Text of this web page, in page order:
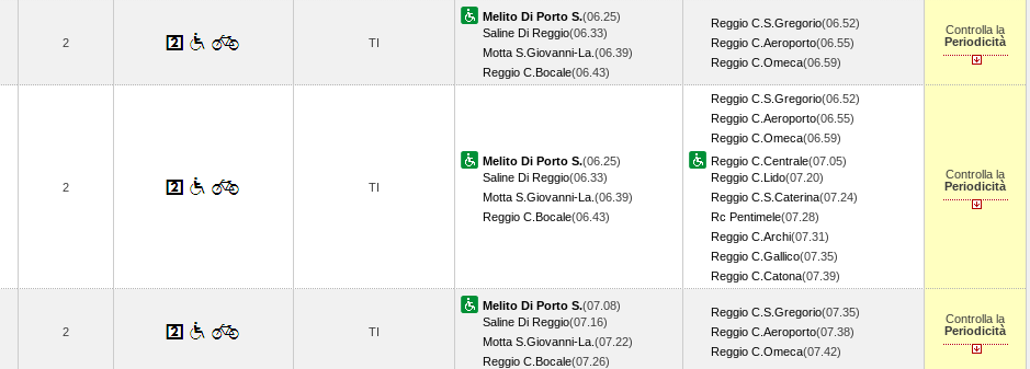
2 TI
Melito Di Porto S.(06.25)
Saline Di Reggio(06.33)
Motta S.Giovanni-La. (06.39)
Reggio C.Bocale(06.43)
Reggio C.S.Gregorio(06.52)
Reggio C.Aeroporto(06.55)
Reggio C.Omeca(06.59)
Controlla la
Periodicità
2 TI
Melito Di Porto S.(06.25)
Saline Di Reggio(06.33)
Motta S.Giovanni-La. (06.39)
Reggio C.Bocale(06.43)
Reggio C.S.Gregorio(06.52)
Reggio C.Aeroporto(06.55)
Reggio C.Omeca(06.59)
Reggio C.Centrale(07.05)
Reggio C.Lido(07.20)
Reggio C.S.Caterina(07.24)
Rc Pentimele(07.28)
Reggio C.Archi(07.31)
Reggio C.Gallico(07.35)
Reggio C.Catona(07.39)
Controlla la
Periodicità
2 TI
Melito Di Porto S.(07.08)
Saline Di Reggio(07.16)
Motta S.Giovanni-La. (07.22)
Reggio C.Bocale(07.26)
Reggio C.S.Gregorio(07.35)
Reggio C.Aeroporto(07.38)
Reggio C.Omeca(07.42)
Controlla la
Periodicità